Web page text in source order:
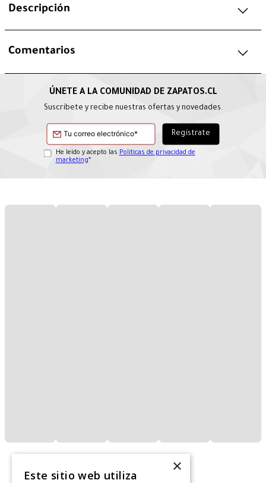
Descripción
Comentarios
Suscríbete y recibe nuestras ofertas y novedades.
He leído y acepto las Políticas de privacidad de
marketing*
×
Este sitio web utiliza